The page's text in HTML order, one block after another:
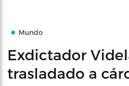
Mundo
Exdictador
trasladado a